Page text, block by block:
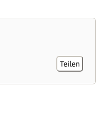
Teilen